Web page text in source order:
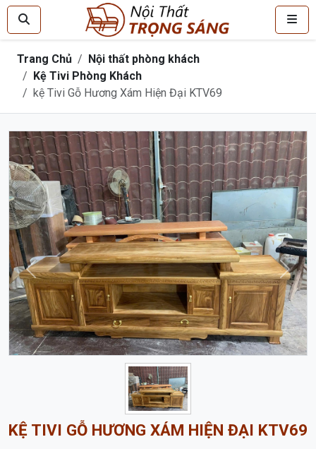
Trang Chủ
Nội thất phòng khách
Kệ Tivi Phòng Khách
kệ Tivi Gỗ Hương Xám Hiện Đại KTV69
Trước Sau
KỆ TIVI GỖ HƯƠNG XÁM HIỆN ĐẠI KTV69